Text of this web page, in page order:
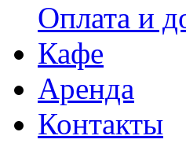
Оплата и
Кафе
Аренда
Контакты